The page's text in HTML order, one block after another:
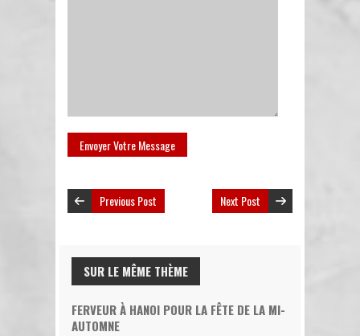
Previous Post Next Post
SUR LE MÊME THÈME
FERVEUR À HANOI POUR LA FÊTE DE LA MI-
AUTOMNE